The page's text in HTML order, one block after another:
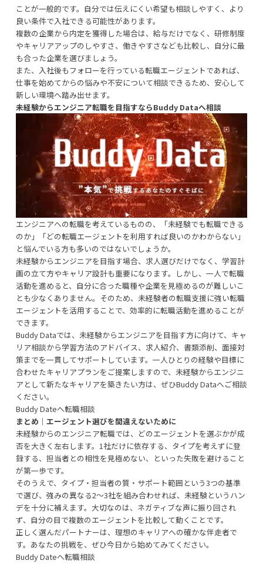
ことが一般的です。自分では伝えにくい希望も相談しやすく、より
良い条件で入社できる可能性があります。
複数の企業から内定を獲得した場合は、給与だけでなく、研修制度
やキャリアアップのしやすさ、働きやすさなども比較し、自分に最
も合った企業を選びましょう。
また、入社後もフォローを行っている転職エージェントであれば、
仕事を始めてからの悩みや不安について相談できるため、安心して
新しい環境へ踏み出せます。
未経験からエンジニア転職を目指すならBuddy Dataへ相談
エンジニアへの転職を考えているものの、「未経験でも転職できる
のか」「どの転職エージェントを利用すれば良いのかわからない」
と悩んでいる方も多いのではないでしょうか。
未経験からエンジニアを目指す場合、求人選びだけでなく、学習計
画の立て方やキャリア設計も重要になります。しかし、一人で転職
活動を進めると、自分に合った職種や企業を見極めるのが難しいこ
とも少なくありません。そのため、未経験者の転職支援に強い転職
エージェントを活用することで、効率的に転職活動を進めることが
できます。
Buddy Dataでは、未経験からエンジニアを目指す方に向けて、キャ
リア相談から学習方法のアドバイス、求人紹介、書類添削、面接対
策までを一貫してサポートしています。一人ひとりの経験や目標に
合わせたキャリアプランをご提案しますので、未経験からエンジニ
アとして新たなキャリアを築きたい方は、ぜひBuddy Dataへご相談
ください。
Buddy Dateへ転職相談
まとめ｜エージェント選びを間違えないために
未経験からのエンジニア転職では、どのエージェントを選ぶかが成
否を大きく左右します。1社だけに依存する、タイプを考えずに登
録する、担当者との相性を見極めない、といった失敗を避けること
が第一歩です。
そのうえで、タイプ・担当者の質・サポート範囲という3つの基準
で選び、強みの異なる2〜3社を組み合わせれば、未経験というハン
デを十分に補えます。大切なのは、ネガティブな声に振り回され
ず、自分の目で複数のエージェントを比較して動くことです。
正しく選んだパートナーは、理想のキャリアへの確かな伴走者で
す。あなたの挑戦を、ぜひ今日から始めてみてください。
Buddy Dateへ転職相談